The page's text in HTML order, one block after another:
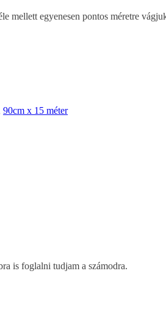
mellett egyenesen pontos méretre
90cm x 15 méter
is foglalni tudjam a számodra.